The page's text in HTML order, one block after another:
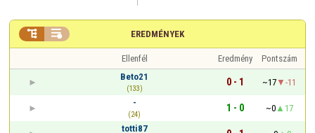
EREDMÉNYEK
 
Ellenfél Eredmény
Pontszám
Beto21
(133)
0 - 1 ~17
-11
-
(24)
1 - 0 ~0
17
totti87